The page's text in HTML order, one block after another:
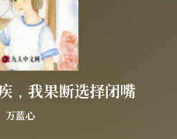
，我果断选择闭嘴
万蓝心